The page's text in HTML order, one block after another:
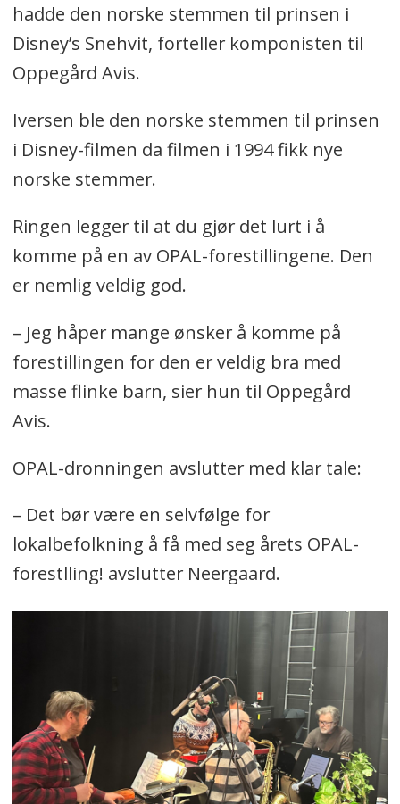
hadde den norske stemmen til prinsen i
Disney’s Snehvit, forteller komponisten til
Oppegård Avis.
Iversen ble den norske stemmen til prinsen
i Disney-filmen da filmen i 1994 fikk nye
norske stemmer.
Ringen legger til at du gjør det lurt i å
komme på en av OPAL-forestillingene. Den
er nemlig veldig god.
– Jeg håper mange ønsker å komme på
forestillingen for den er veldig bra med
masse flinke barn, sier hun til Oppegård
Avis.
OPAL-dronningen avslutter med klar tale:
– Det bør være en selvfølge for
lokalbefolkning å få med seg årets OPAL-
forestlling! avslutter Neergaard.